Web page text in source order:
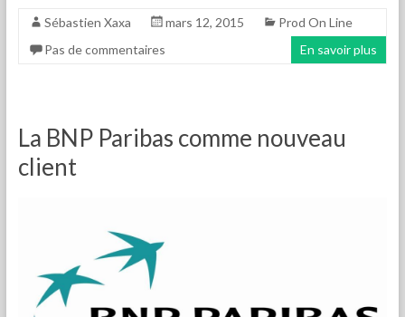
Sébastien Xaxa mars 12, 2015
Prod On Line
Pas de commentaires
En savoir plus
La BNP Paribas comme nouveau
client